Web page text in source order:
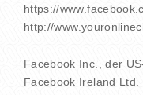
https://
http://
Facebook Inc., der
Facebook Ireland